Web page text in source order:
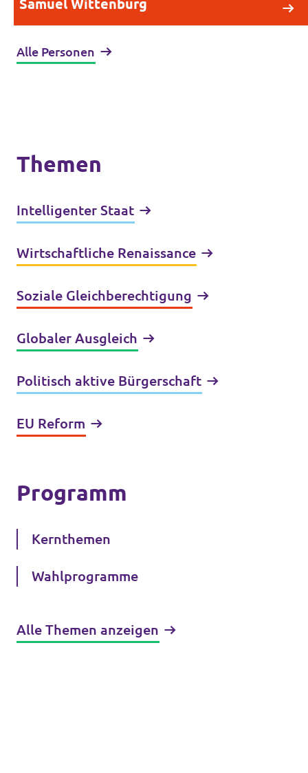
Samuel Wittenburg
Alle Personen
Themen
Intelligenter Staat
Wirtschaftliche Renaissance
Soziale Gleichberechtigung
Globaler Ausgleich
Politisch aktive Bürgerschaft
EU Reform
Programm
Kernthemen
Wahlprogramme
Alle Themen anzeigen